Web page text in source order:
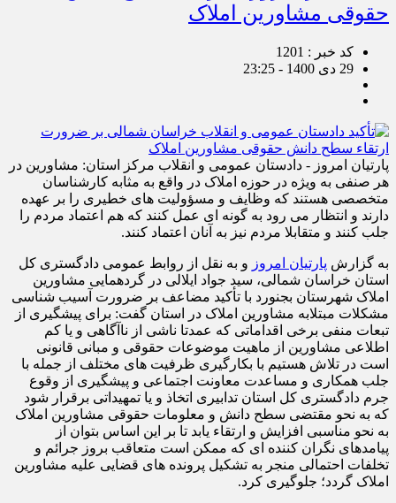
حقوقی مشاورین املاک
کد خبر : 1201
29 دی 1400 - 23:25
پارتیان امروز - دادستان عمومی و انقلاب مرکز استان: مشاورین در
هر صنفی به ویژه در حوزه املاک در واقع به مثابه کارشناسان
متخصصی هستند که وظایف و مسؤولیت های خطیری را بر عهده
دارند و انتظار می رود به گونه ای عمل کنند که هم اعتماد مردم را
جلب کنند و متقابلا مردم نیز به آنان اعتماد کنند.
به گزارش پارتیان امروز و به نقل از روابط عمومی دادگستری کل
استان خراسان شمالی، سید جواد ایلالی در گردهمایی مشاورین
املاک شهرستان بجنورد با تأکید مضاعف بر ضرورت آسیب شناسی
مشکلات مبتلابه مشاورین املاک در استان گفت: برای پیشگیری از
تبعات منفی برخی اقداماتی که عمدتا ناشی از ناآگاهی و یا کم
اطلاعی مشاورین از ماهیت موضوعات حقوقی و مبانی قانونی
است در تلاش هستیم با بکارگیری ظرفیت های مختلف از جمله با
جلب همکاری و مساعدت معاونت اجتماعی و پیشگیری از وقوع
جرم دادگستری کل استان تدابیری اتخاذ و یا تمهیداتی برقرار شود
که به نحو مقتضی سطح دانش و معلومات حقوقی مشاورین املاک
به نحو مناسبی افزایش و ارتقاء یابد تا بر این اساس بتوان از
پیامدهای نگران کننده ای که ممکن است متعاقب بروز جرائم و
تخلفات احتمالی منجر به تشکیل پرونده های قضایی علیه مشاورین
املاک گردد؛ جلوگیری کرد.